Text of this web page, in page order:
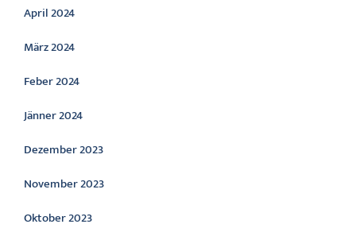
April 2024
März 2024
Feber 2024
Jänner 2024
Dezember 2023
November 2023
Oktober 2023